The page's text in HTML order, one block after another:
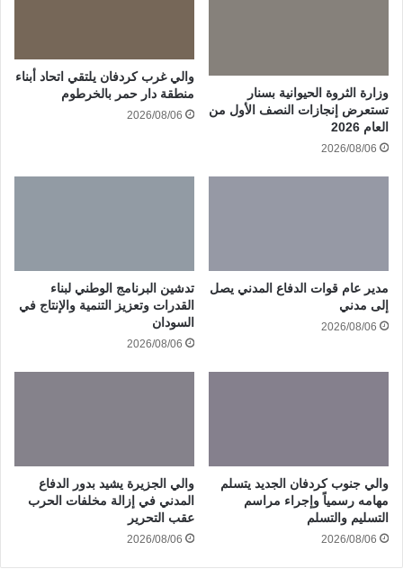
وزارة الثروة الحيوانية بسنار
تستعرض إنجازات النصف الأول من
العام 2026
2026/08/06
والي غرب كردفان يلتقي اتحاد أبناء
منطقة دار حمر بالخرطوم
2026/08/06
مدير عام قوات الدفاع المدني يصل
إلى مدني
2026/08/06
تدشين البرنامج الوطني لبناء
القدرات وتعزيز التنمية والإنتاج في
السودان
2026/08/06
والي جنوب كردفان الجديد يتسلم
مهامه رسمياً وإجراء مراسم
التسليم والتسلم
2026/08/06
والي الجزيرة يشيد بدور الدفاع
المدني في إزالة مخلفات الحرب
عقب التحرير
2026/08/06